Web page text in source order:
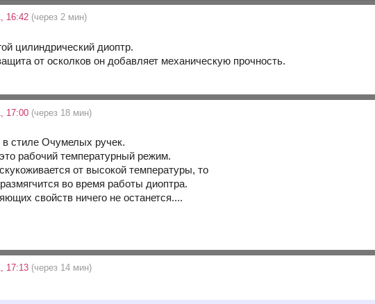
16:42 (через 2 мин)
цилиндрический диоптр.
от осколков он добавляет механическую прочность.
17:00 (через 18 мин)
стиле Очумелых ручек.
рабочий температурный режим.
от высокой температуры, то
во время работы диоптра.
свойств ничего не останется....
17:13 (через 14 мин)